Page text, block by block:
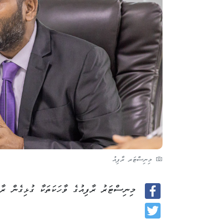
މިނިސްޓަރ ރާފިއު
މިނިސްޓަރު ރާފިއުގެ ވާހަކަތަކާ ގުޅިގެން